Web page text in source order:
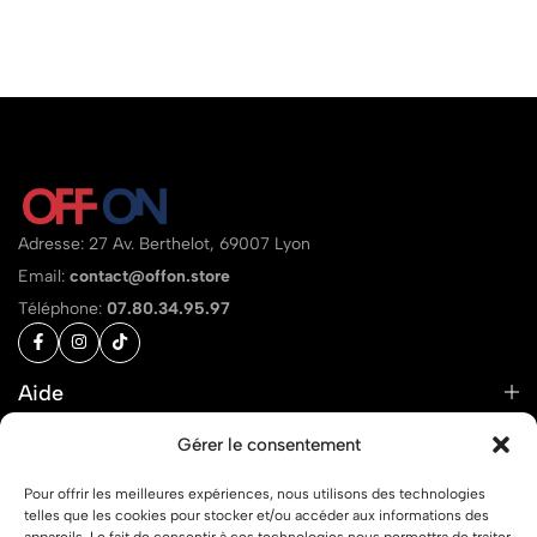
Gérer le consentement
Pour offrir les meilleures expériences, nous utilisons des technologies
telles que les cookies pour stocker et/ou accéder aux informations des
Adresse: 27 Av. Berthelot, 69007 Lyon
Email: contact@offon.store
Téléphone: 07.80.34.95.97
Aide